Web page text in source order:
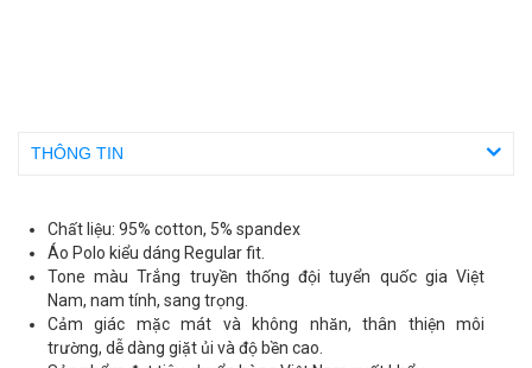
THÔNG TIN
Chất liệu: 95% cotton, 5% spandex
Áo Polo kiểu dáng Regular fit.
Tone màu Trắng truyền thống đội tuyển quốc gia Việt
Nam, nam tính, sang trọng.
Cảm giác mặc mát và không nhăn, thân thiện môi
trường, dễ dàng giặt ủi và độ bền cao.